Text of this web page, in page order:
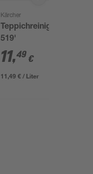
Kärcher
Teppichreiniger 'RM
519'
11,49 €
11,49 € / Liter